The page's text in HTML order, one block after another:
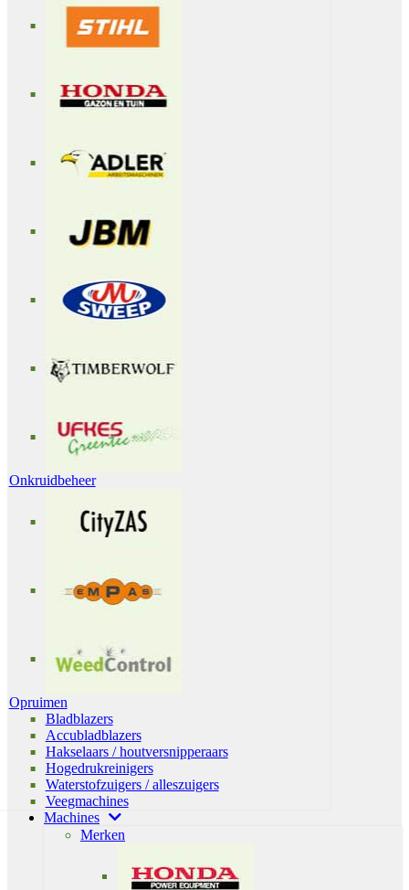
Onkruidbeheer
Opruimen
Bladblazers
Accubladblazers
Hakselaars / houtversnipperaars
Hogedrukreinigers
Waterstofzuigers / alleszuigers
Veegmachines
Machines
Merken